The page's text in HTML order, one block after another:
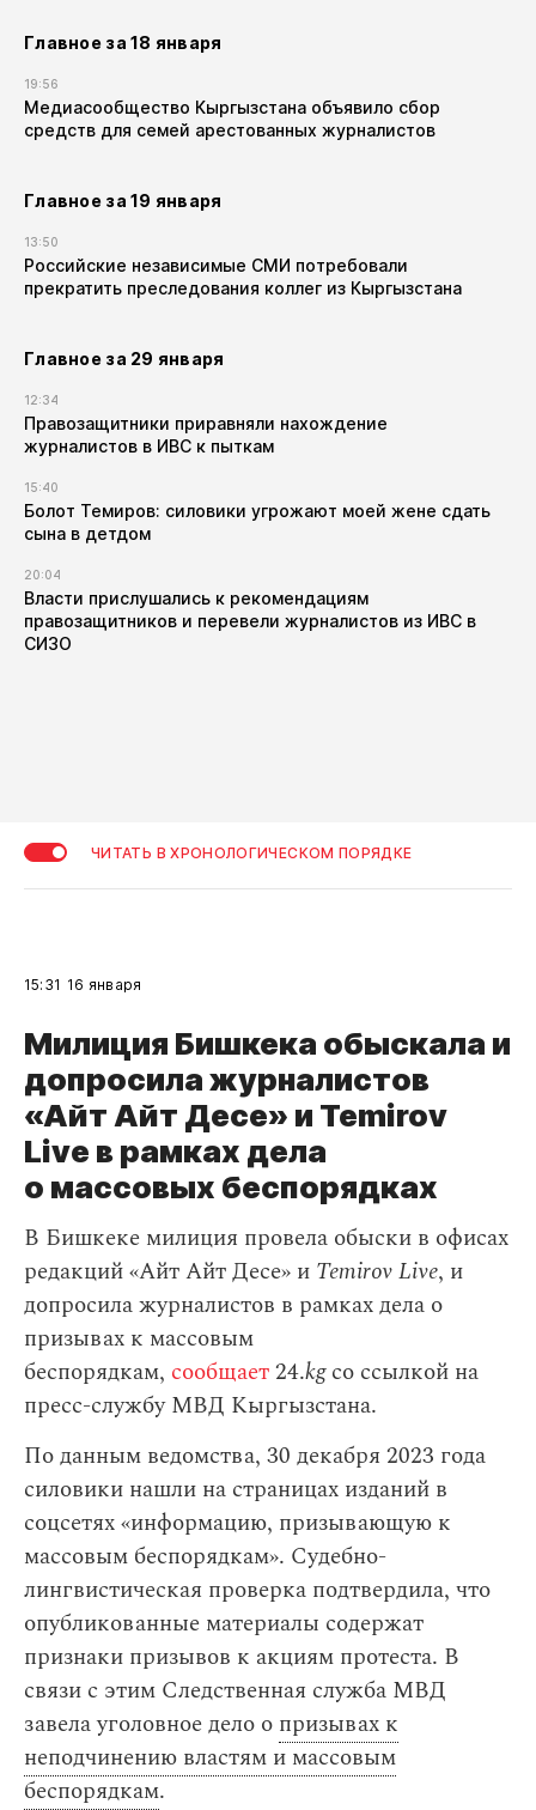
Главное за 18 января
19:56
Медиасообщество Кыргызстана объявило сбор
средств для семей арестованных журналистов
Главное за 19 января
13:50
Российские независимые СМИ потребовали
прекратить преследования коллег из Кыргызстана
Главное за 29 января
12:34
Правозащитники приравняли нахождение
журналистов в ИВС к пыткам
15:40
Болот Темиров: силовики угрожают моей жене сдать
сына в детдом
20:04
Власти прислушались к рекомендациям
правозащитников и перевели журналистов из ИВС в
СИЗО
ЧИТАТЬ В ХРОНОЛОГИЧЕСКОМ ПОРЯДКЕ
15:31 16 января
Милиция Бишкека обыскала и
допросила журналистов
«Айт Айт Десе» и Temirov
Live в рамках дела
о массовых беспорядках
В Бишкеке милиция провела обыски в офисах
редакций «Айт Айт Десе» и Temirov Live, и
допросила журналистов в рамках дела о
призывах к массовым
беспорядкам, сообщает24.kgсо ссылкой на
пресс-службу МВД Кыргызстана.
По данным ведомства, 30 декабря 2023 года
силовики нашли на страницах изданий в
соцсетях «информацию, призывающую к
массовым беспорядкам». Судебно-
лингвистическая проверка подтвердила, что
опубликованные материалы содержат
признаки призывов к акциям протеста. В
связи с этим Следственная служба МВД
завела уголовное дело о призывах к
неподчинению властям и массовым
беспорядкам.